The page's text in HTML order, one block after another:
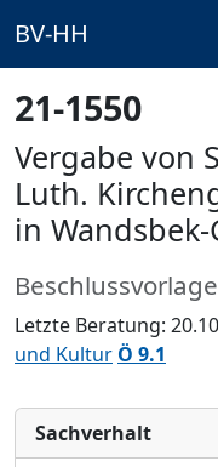
BV-HH
21-1550
Vergabe von
Luth.
in
Beschlussvorlage
Letzte Beratung:
und Kultur Ö 9.1
Sachverhalt